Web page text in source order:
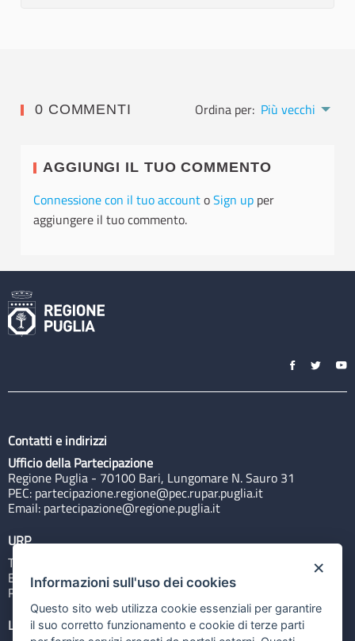
0 COMMENTI Ordina per: Più vecchi
AGGIUNGI IL TUO COMMENTO
Connessione con il tuo accountoSign up per
aggiungere il tuo commento.
Contatti e indirizzi
Ufficio della Partecipazione
Regione Puglia - 70100 Bari, Lungomare N. Sauro 31
PEC: partecipazione.regione@pec.rupar.puglia.it
Email: partecipazione@regione.puglia.it
URP
Tel: 800713939
Email:quiregione@regione.puglia.it
Rubrica
Link utili
×
Informazioni sull'uso dei cookies
Questo sito web utilizza cookie essenziali per garantire
il suo corretto funzionamento e cookie di terze parti